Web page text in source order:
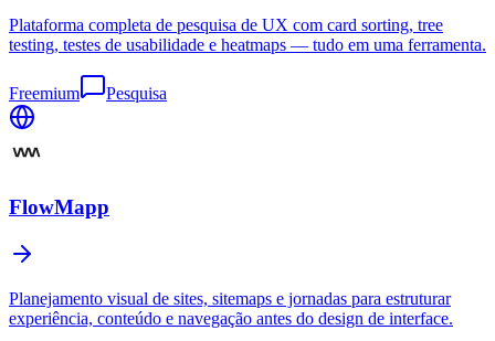
Plataforma completa de pesquisa de UX com card sorting, tree
testing, testes de usabilidade e heatmaps — tudo em uma ferramenta.
Freemium Pesquisa
FlowMapp
Planejamento visual de sites, sitemaps e jornadas para estruturar
experiência, conteúdo e navegação antes do design de interface.